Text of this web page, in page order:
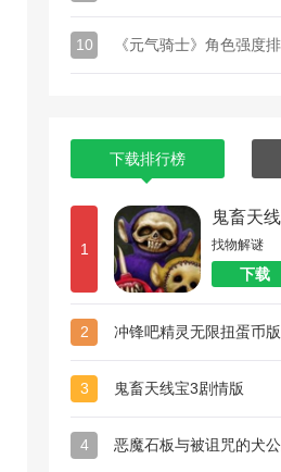
10
下载排行榜
1 找物解谜
下载
2 冲锋吧精灵无限扭蛋币版
3 鬼畜天线宝3剧情版
4